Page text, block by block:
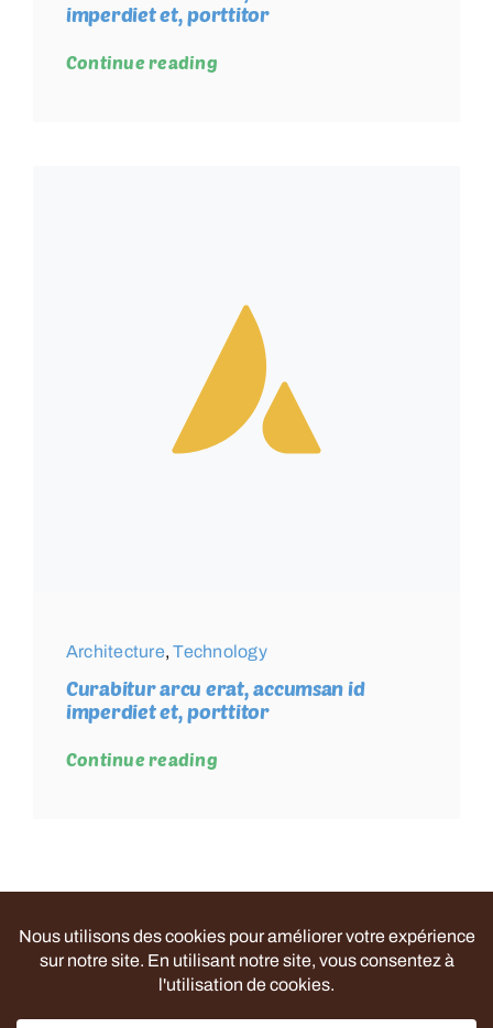
imperdiet et, porttitor
Continue reading
Architecture,Technology
Curabitur arcu erat, accumsan id
imperdiet et, porttitor
Continue reading